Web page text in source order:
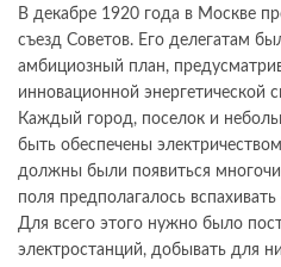
В декабре 1920 года в Москве
съезд Советов. Его делегатам
амбициозный план,
инновационной энергетической
Каждый город, поселок и
быть обеспечены
должны были появиться
поля предполагалось
Для всего этого нужно было
электростанций, добывать для